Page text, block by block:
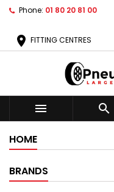
Phone: 01 80 20 81 00
location_on FITTING CENTRES
 
HOME
BRANDS